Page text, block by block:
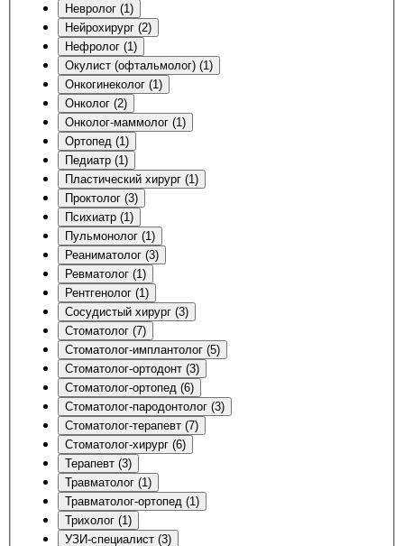
Невролог (1)
Нейрохирург (2)
Нефролог (1)
Окулист (офтальмолог) (1)
Онкогинеколог (1)
Онколог (2)
Онколог-маммолог (1)
Ортопед (1)
Педиатр (1)
Пластический хирург (1)
Проктолог (3)
Психиатр (1)
Пульмонолог (1)
Реаниматолог (3)
Ревматолог (1)
Рентгенолог (1)
Сосудистый хирург (3)
Стоматолог (7)
Стоматолог-имплантолог (5)
Стоматолог-ортодонт (3)
Стоматолог-ортопед (6)
Стоматолог-пародонтолог (3)
Стоматолог-терапевт (7)
Стоматолог-хирург (6)
Терапевт (3)
Травматолог (1)
Травматолог-ортопед (1)
Трихолог (1)
УЗИ-специалист (3)